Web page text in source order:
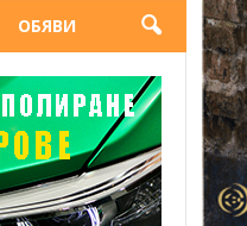
ОБЯВИ